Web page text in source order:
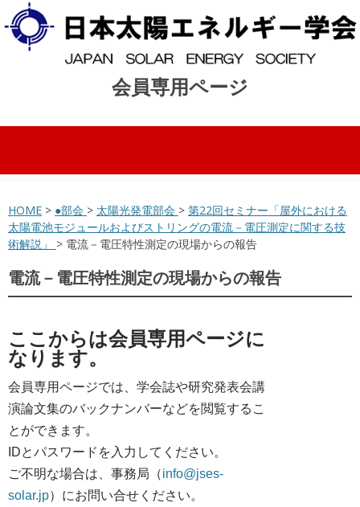
会員専用ページ
コンテンツへスキップ
HOME > ●部会 > 太陽光発電部会 > 第22回セミナー「屋外における
太陽電池モジュールおよびストリングの電流－電圧測定に関する技
術解説」 > 電流－電圧特性測定の現場からの報告
電流－電圧特性測定の現場からの報告
ここからは会員専用ページに
なります。
会員専用ページでは、学会誌や研究発表会講
演論文集のバックナンバーなどを閲覧するこ
とができます。
IDとパスワードを入力してください。
ご不明な場合は、事務局（info@jses-
solar.jp）にお問い合せください。